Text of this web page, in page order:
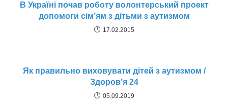
В Україні почав роботу волонтерський проект
допомоги сім’ям з дітьми з аутизмом
17.02.2015
Як правильно виховувати дітей з аутизмом /
Здоров’я 24
05.09.2019